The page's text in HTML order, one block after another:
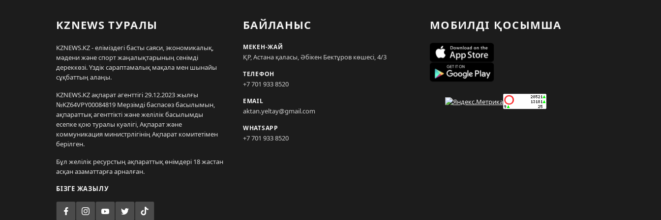
KZNEWS ТУРАЛЫ
KZNEWS.KZ - еліміздегі басты саяси, экономикалық,
мәдени және спорт жаңалықтарының сенімді
дереккөзі. Үздік сараптамалық мақала мен шынайы
сұқбаттың алаңы.
KZNEWS.KZ ақпарат агенттігі 29.12.2023 жылғы
№KZ64VPY00084819 Мерзімді баспасөз басылымын,
ақпараттық агенттікті және желілік басылымды
есепке қою туралы куәлігі, Ақпарат және
коммуникация министрлігінің Ақпарат комитетімен
берілген.
Бұл желілік ресурстың ақпараттық өнімдері 18 жастан
асқан азаматтарға арналған.
БІЗГЕ ЖАЗЫЛУ
БАЙЛАНЫС
МЕКЕН-ЖАЙ
ҚР, Астана қаласы, Әбікен Бектұров көшесі, 4/3
ТЕЛЕФОН
+7 701 933 8520
EMAIL
aktan.yeltay@gmail.com
WHATSAPP
+7 701 933 8520
МОБИЛДІ ҚОСЫМША